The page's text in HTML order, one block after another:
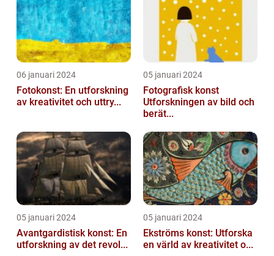
06 januari 2024
Fotokonst: En utforskning
av kreativitet och uttry...
05 januari 2024
Fotografisk konst
Utforskningen av bild och
berät...
05 januari 2024
Avantgardistisk konst: En
utforskning av det revol...
05 januari 2024
Ekströms konst: Utforska
en värld av kreativitet o...